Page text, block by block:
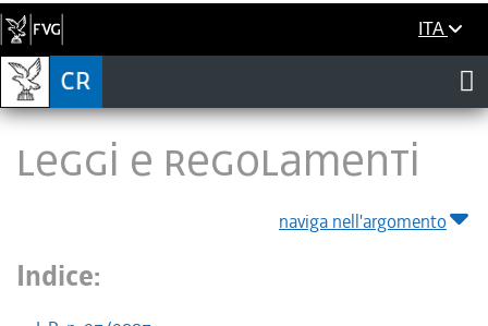
ITA
LEGGI E REGOLAMENTI
naviga nell'argomento
Indice: